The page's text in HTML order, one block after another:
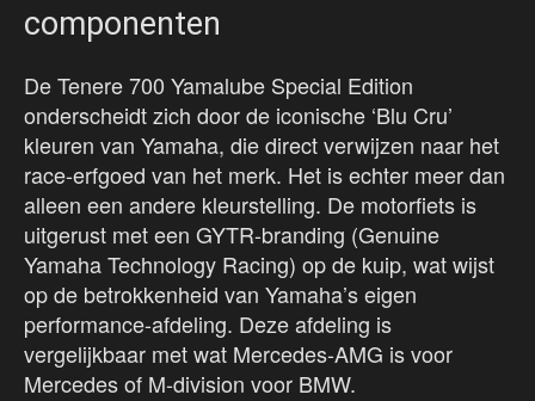
componenten
De Tenere 700 Yamalube Special Edition
onderscheidt zich door de iconische ‘Blu Cru’
kleuren van Yamaha, die direct verwijzen naar het
race-erfgoed van het merk. Het is echter meer dan
alleen een andere kleurstelling. De motorfiets is
uitgerust met een GYTR-branding (Genuine
Yamaha Technology Racing) op de kuip, wat wijst
op de betrokkenheid van Yamaha’s eigen
performance-afdeling. Deze afdeling is
vergelijkbaar met wat Mercedes-AMG is voor
Mercedes of M-division voor BMW.